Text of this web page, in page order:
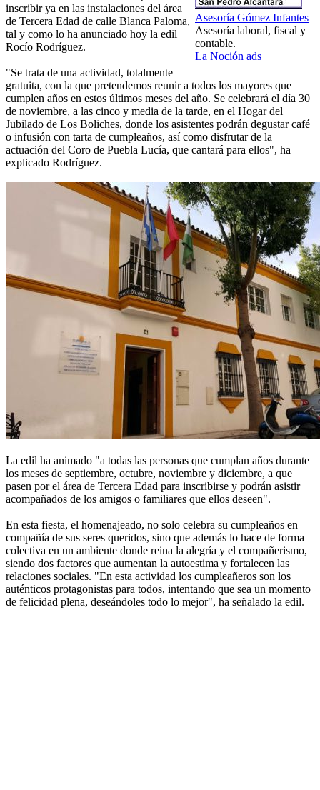
Asesoría Gómez Infantes
Asesoría laboral, fiscal y
contable.
La Noción ads
inscribir ya en las instalaciones del área
de Tercera Edad de calle Blanca Paloma,
tal y como lo ha anunciado hoy la edil
Rocío Rodríguez.
"Se trata de una actividad, totalmente
gratuita, con la que pretendemos reunir a todos los mayores que
cumplen años en estos últimos meses del año. Se celebrará el día 30
de noviembre, a las cinco y media de la tarde, en el Hogar del
Jubilado de Los Boliches, donde los asistentes podrán degustar café
o infusión con tarta de cumpleaños, así como disfrutar de la
actuación del Coro de Puebla Lucía, que cantará para ellos", ha
explicado Rodríguez.
La edil ha animado "a todas las personas que cumplan años durante
los meses de septiembre, octubre, noviembre y diciembre, a que
pasen por el área de Tercera Edad para inscribirse y podrán asistir
acompañados de los amigos o familiares que ellos deseen".
En esta fiesta, el homenajeado, no solo celebra su cumpleaños en
compañía de sus seres queridos, sino que además lo hace de forma
colectiva en un ambiente donde reina la alegría y el compañerismo,
siendo dos factores que aumentan la autoestima y fortalecen las
relaciones sociales. "En esta actividad los cumpleañeros son los
auténticos protagonistas para todos, intentando que sea un momento
de felicidad plena, deseándoles todo lo mejor", ha señalado la edil.